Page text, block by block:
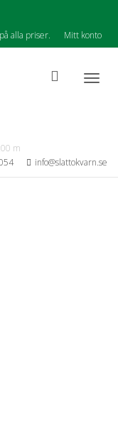
alla priser. Mitt konto
m
info@slattokvarn.se